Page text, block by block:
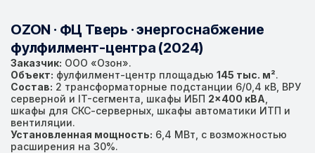
OZON · ФЦ Тверь · энергоснабжение
фулфилмент-центра (2024)
Заказчик: ООО «Озон».
Объект: фулфилмент-центр площадью 145 тыс. м².
Состав: 2 трансформаторные подстанции 6/0,4 кВ, ВРУ
серверной и IT-сегмента, шкафы ИБП 2×400 кВА
шкафы для СКС-серверных, шкафы автоматики ИТП и
вентиляции.
Установленная мощность: 6,4 МВт, с возможностью
расширения на 30%.